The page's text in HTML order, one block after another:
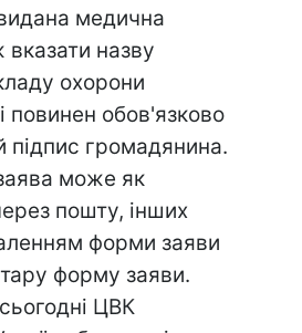
медична
вказати назву
охорони
повинен обов'язково
підпис громадянина.
може як
пошту, інших
форми заяви
форму заяви.
ЦВК